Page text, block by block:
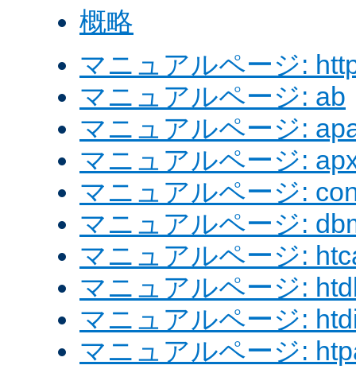
概略
マニュアルページ:
マニュアルページ: ab
マニュアルページ:
マニュアルページ:
マニュアルページ:
マニュアルページ:
マニュアルページ:
マニュアルページ:
マニュアルページ:
マニュアルページ: